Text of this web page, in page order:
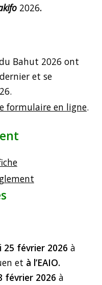
2026.
Bahut 2026 ont
et se
formulaire en ligne.
25 février 2026 à
et à l’EAIO.
février 2026 à